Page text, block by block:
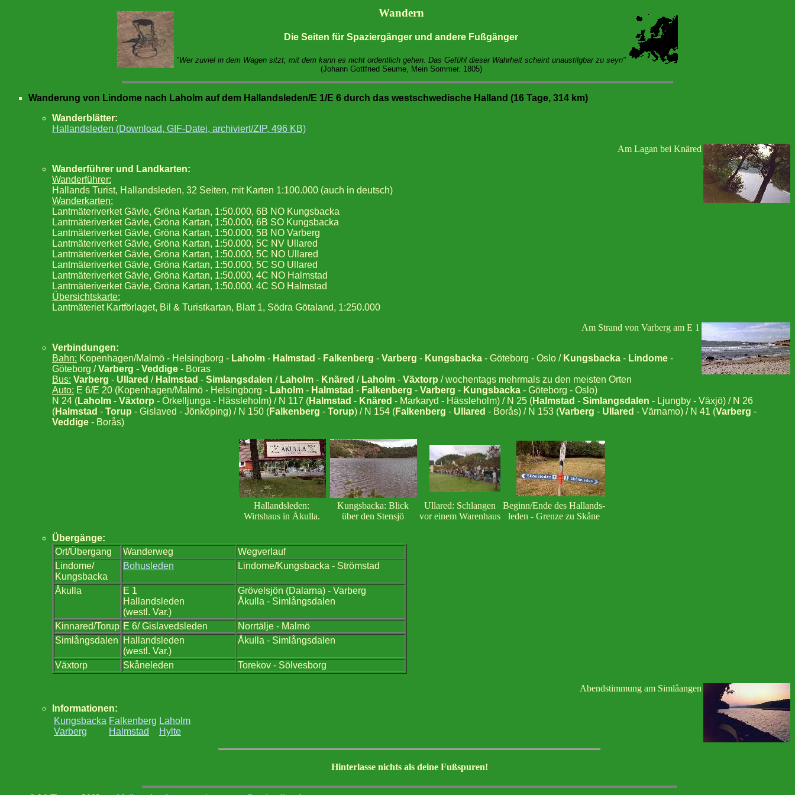
Wandern
Die Seiten für Spaziergänger und andere Fußgänger
"Wer zuviel in dem Wagen sitzt, mit dem kann es nicht ordentlich gehen. Das Gefühl dieser Wahrheit scheint unaustilgbar zu seyn"
(Johann Gottfried Seume, Mein Sommer. 1805)
Wanderung von Lindome nach Laholm auf dem Hallandsleden/E 1/E 6 durch das westschwedische Halland (16 Tage, 314 km)
Wanderblätter:
Hallandsleden (Download, GIF-Datei, archiviert/ZIP, 496 KB)
Am Lagan bei Knäred
Wanderführer und Landkarten:
Wanderführer:
Hallands Turist, Hallandsleden, 32 Seiten, mit Karten 1:100.000 (auch in deutsch)
Wanderkarten:
Lantmäteriverket Gävle, Gröna Kartan, 1:50.000, 6B NO Kungsbacka
Lantmäteriverket Gävle, Gröna Kartan, 1:50.000, 6B SO Kungsbacka
Lantmäteriverket Gävle, Gröna Kartan, 1:50.000, 5B NO Varberg
Lantmäteriverket Gävle, Gröna Kartan, 1:50.000, 5C NV Ullared
Lantmäteriverket Gävle, Gröna Kartan, 1:50.000, 5C NO Ullared
Lantmäteriverket Gävle, Gröna Kartan, 1:50.000, 5C SO Ullared
Lantmäteriverket Gävle, Gröna Kartan, 1:50.000, 4C NO Halmstad
Lantmäteriverket Gävle, Gröna Kartan, 1:50.000, 4C SO Halmstad
Übersichtskarte:
Lantmäteriet Kartförlaget, Bil & Turistkartan, Blatt 1, Södra Götaland, 1:250.000
Am Strand von Varberg am E 1
Verbindungen:
Bahn: Kopenhagen/Malmö - Helsingborg - Laholm - Halmstad - Falkenberg - Varberg - Kungsbacka - Göteborg - Oslo / Kungsbacka - Lindome -
Göteborg /Varberg - Veddige - Boras
Bus: Varberg - Ullared / Halmstad - Simlangsdalen / Laholm - Knäred / Laholm - Växtorp / wochentags mehrmals zu den meisten Orten
Auto: E 6/E 20 (Kopenhagen/Malmö - Helsingborg - Laholm - Halmstad - Falkenberg - Varberg - Kungsbacka - Göteborg - Oslo)
N 24 (Laholm - Växtorp - Örkelljunga - Hässleholm) / N 117 (Halmstad - Knäred - Markaryd - Hässleholm) / N 25 (Halmstad - Simlangsdalen - Ljungby - Växjö) / N 26
(Halmstad - Torup - Gislaved - Jönköping) / N 150 (Falkenberg - Torup) / N 154 (Falkenberg - Ullared - Borås) / N 153 (Varberg - Ullared - Värnamo) / N 41 (Varberg -
Veddige - Borås)
Hallandsleden:
Wirtshaus in Åkulla.
Kungsbacka: Blick
über den Stensjö
Ullared: Schlangen
vor einem Warenhaus
Beginn/Ende des Hallands-
leden - Grenze zu Skåne
Übergänge:
Ort/Übergang
Wanderweg
Wegverlauf
Lindome/
Kungsbacka
Bohusleden Lindome/Kungsbacka - Strömstad
Åkulla
E 1
Hallandsleden
(westl. Var.)
Grövelsjön (Dalarna) - Varberg
Åkulla - Simlångsdalen
Kinnared/Torup E 6/ Gislavedsleden
Norrtälje - Malmö
Simlångsdalen
Hallandsleden
(westl. Var.)
Åkulla - Simlångsdalen
Växtorp Skåneleden Torekov - Sölvesborg
Abendstimmung am Simlåangen
Informationen:
Kungsbacka
Varberg
Falkenberg
Halmstad
Laholm
Hylte
Hinterlasse nichts als deine Fußspuren!